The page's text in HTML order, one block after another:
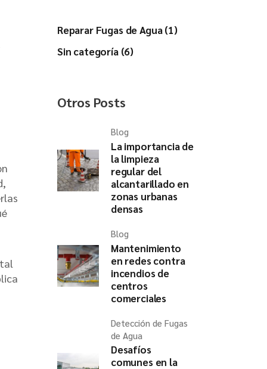
Reparar Fugas de Agua (1)
Sin categoría (6)
Otros Posts
Blog
La importancia de
la limpieza
regular del
alcantarillado en
zonas urbanas
densas
Blog
Mantenimiento
en redes contra
incendios de
centros
comerciales
Detección de Fugas
de Agua
Desafíos
comunes en la